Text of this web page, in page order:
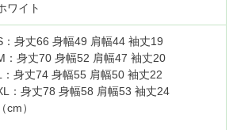
ワイト
：身丈66 身幅49 肩幅44 袖丈19
：身丈70 身幅52 肩幅47 袖丈20
：身丈74 身幅55 肩幅50 袖丈22
：身丈78 身幅58 肩幅53 袖丈24
（cm）